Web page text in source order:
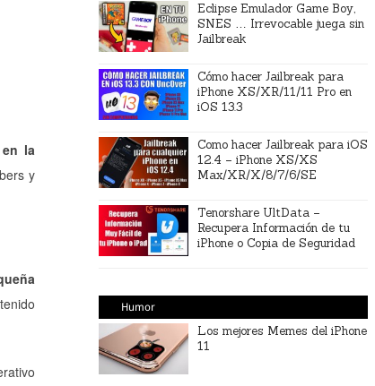
la
y
Eclipse Emulador Game Boy,
SNES … Irrevocable juega sin
Jailbreak
Cómo hacer Jailbreak para
iPhone XS/XR/11/11 Pro en
iOS 13.3
Como hacer Jailbreak para iOS
12.4 – iPhone XS/XS
Max/XR/X/8/7/6/SE
Tenorshare UltData –
Recupera Información de tu
iPhone o Copia de Seguridad
Humor
Los mejores Memes del iPhone
11